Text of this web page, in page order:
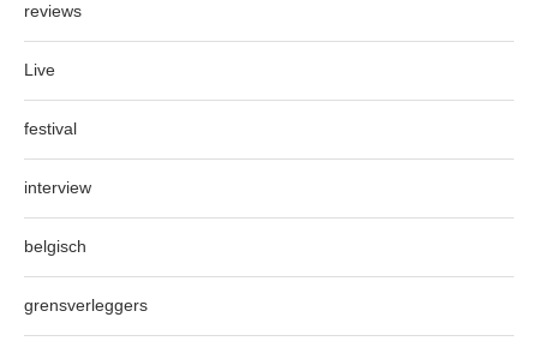
reviews
Live
festival
interview
belgisch
grensverleggers